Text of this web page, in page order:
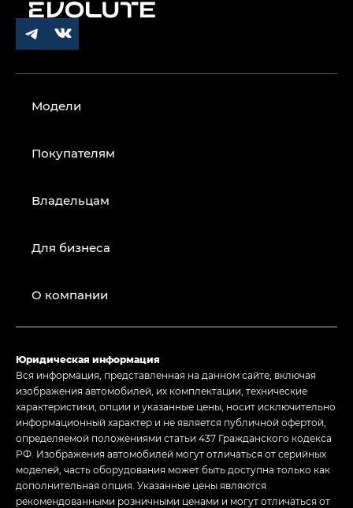
Модели
Покупателям
Владельцам
Для бизнеса
О компании
Юридическая информация
Вся информация, представленная на данном сайте, включая
изображения автомобилей, их комплектации, технические
характеристики, опции и указанные цены, носит исключительно
информационный характер и не является публичной офертой,
определяемой положениями статьи 437 Гражданского кодекса
РФ. Изображения автомобилей могут отличаться от серийных
моделей, часть оборудования может быть доступна только как
дополнительная опция. Указанные цены являются
рекомендованными розничными ценами и могут отличаться от